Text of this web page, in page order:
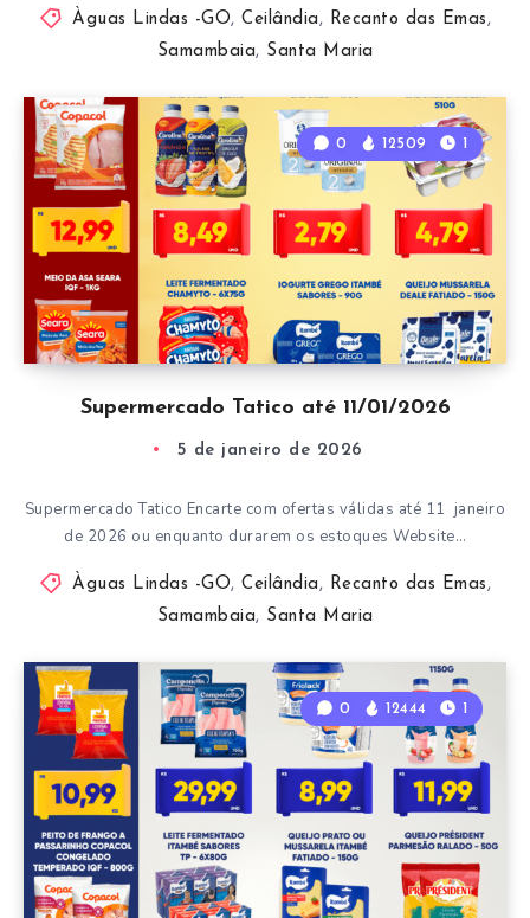
Àguas Lindas -GO,Ceilândia , Recanto das Emas ,
Samambaia, Santa Maria
Supermercado Tatico até 11/01/2026
0 12509 1
5 de janeiro de 2026
Supermercado Tatico Encarte com ofertas válidas até 11 janeiro
de 2026 ou enquanto durarem os estoques Website…
Àguas Lindas -GO,Ceilândia , Recanto das Emas ,
Samambaia, Santa Maria
0 12444 1